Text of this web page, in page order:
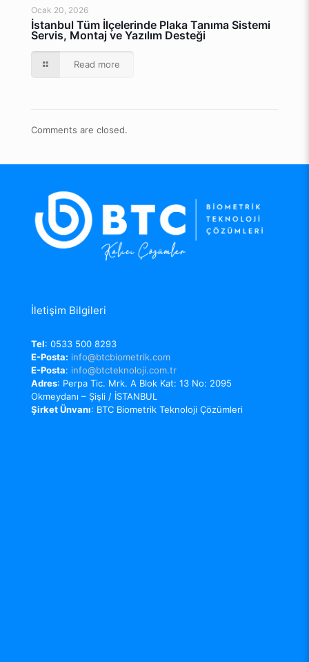
Ocak 20, 2026
İstanbul Tüm İlçelerinde Plaka Tanıma Sistemi
Servis, Montaj ve Yazılım Desteği
Read more
Comments are closed.
İletişim Bilgileri
Tel: 0533 500 8293
E-Posta: info@btcbiometrik.com
E-Posta: info@btcteknoloji.com.tr
Adres: Perpa Tic. Mrk. A Blok Kat: 13 No: 2095
Okmeydanı – Şişli / İSTANBUL
Şirket Ünvanı: BTC Biometrik Teknoloji Çözümleri